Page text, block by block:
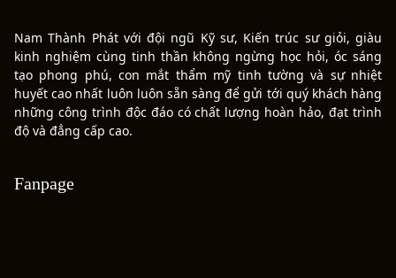
Nam Thành Phát với đội ngũ Kỹ sư, Kiến trúc sư giỏi, giàu
kinh nghiệm cùng tinh thần không ngừng học hỏi, óc sáng
tạo phong phú, con mắt thẩm mỹ tinh tường và sự nhiệt
huyết cao nhất luôn luôn sẵn sàng để gửi tới quý khách hàng
những công trình độc đáo có chất lượng hoàn hảo, đạt trình
độ và đẳng cấp cao.
Fanpage